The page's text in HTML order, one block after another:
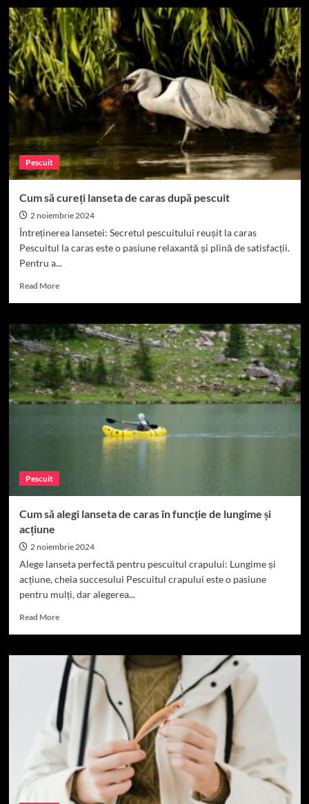
Depozitarea
corectă
a
lansetelor
de
caras
Pescuit
Cum să cureți lanseta de caras după pescuit
2 noiembrie 2024
Întreținerea lansetei: Secretul pescuitului reușit la caras
Pescuitul la caras este o pasiune relaxantă și plină de satisfacții.
Pentru a...
Read MoreRead
Cum
să
cureți
lanseta
de
caras
după
Pescuit
Cum să alegi lanseta de caras în funcție de lungime și
acțiune
2 noiembrie 2024
Alege lanseta perfectă pentru pescuitul crapului: Lungime și
acțiune, cheia succesului Pescuitul crapului este o pasiune
pentru mulți, dar alegerea...
Read MoreRead
Cum
să
alegi
lanseta
de
caras
în
funcție
lungime
și
acțiune